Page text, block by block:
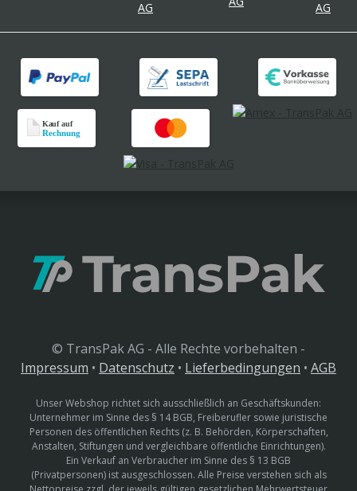
© TransPak AG - Alle Rechte vorbehalten -
Impressum • Datenschutz • Lieferbedingungen • AGB
Unser Webshop richtet sich ausschließlich an Geschäftskunden:
Unternehmer im Sinne des § 14 BGB, Freiberufler sowie juristische
Personen des öffentlichen Rechts (z. B. Behörden, Körperschaften,
Anstalten, Stiftungen und vergleichbare öffentliche Einrichtungen).
Ein Verkauf an Verbraucher im Sinne des § 13 BGB
(Privatpersonen) ist ausgeschlossen. Alle Preise verstehen sich als